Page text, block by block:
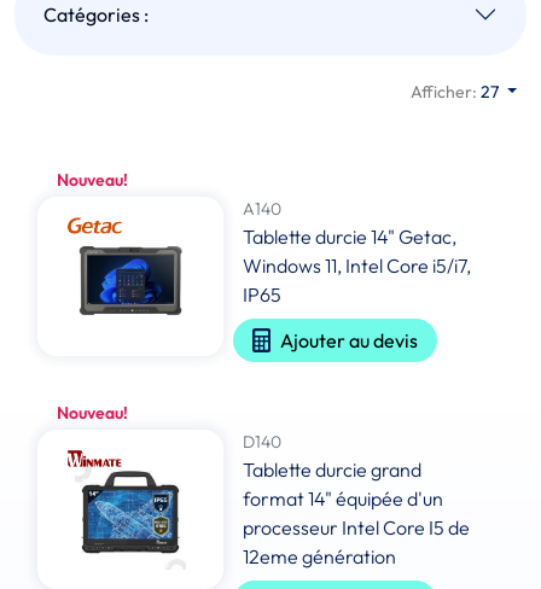
Catégories :
Afficher:27
Nouveau!
A140
Tablette durcie 14" Getac,
Windows 11, Intel Core i5/i7,
IP65
Ajouter au devis
Nouveau!
D140
Tablette durcie grand
format 14" équipée d'un
processeur Intel Core I5 de
12eme génération